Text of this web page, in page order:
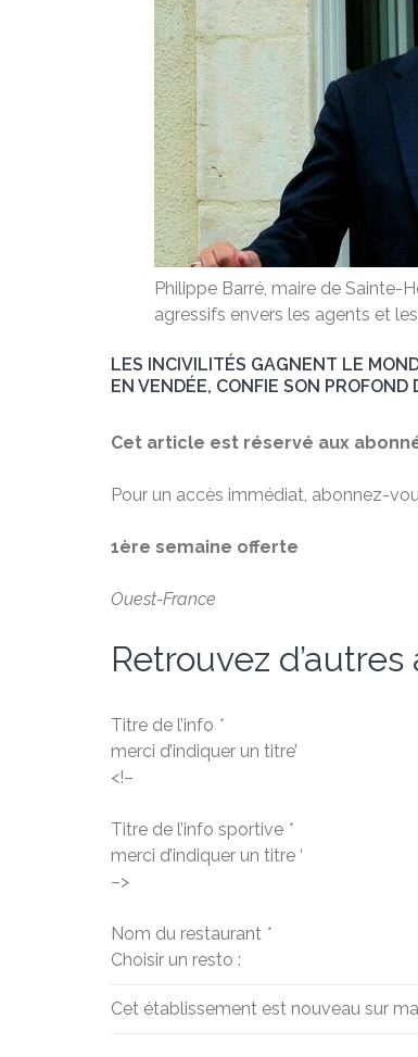
Philippe Barré, maire de Sainte-
agressifs envers les agents et
LES INCIVILITÉS GAGNENT LE
EN VENDÉE, CONFIE SON
Cet article est réservé aux
Pour un accès immédiat, abonnez-
1ère semaine offerte
Ouest-France
Retrouvez
Titre de l’info *
merci d’indiquer un titre’
<!–
Titre de l’info sportive *
merci d’indiquer un titre ‘
–>
Nom du restaurant *
Choisir un resto :
Cet établissement est nouveau sur